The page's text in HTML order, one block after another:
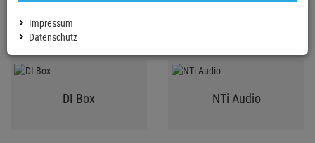
DI Box NTi Audio
Impressum
Datenschutz